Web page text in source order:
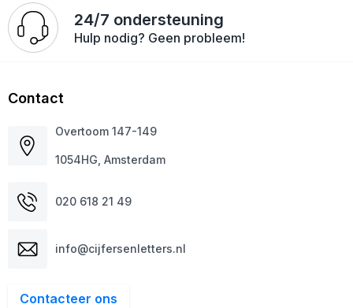
24/7 ondersteuning
Hulp nodig? Geen probleem!
Contact
Overtoom 147-149
1054HG, Amsterdam
020 618 21 49
info@cijfersenletters.nl
Contacteer ons